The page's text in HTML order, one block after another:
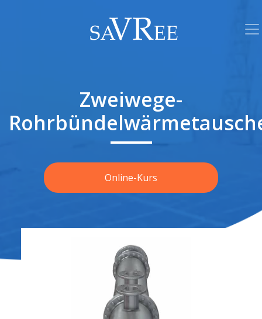
Zweiwege-
Online-Kurs